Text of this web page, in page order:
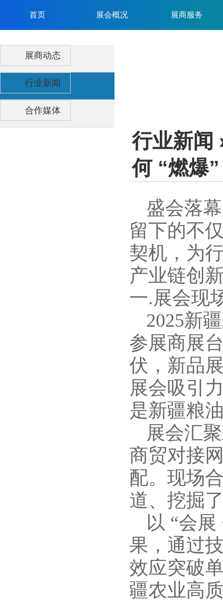
首页 展会概况 展商服务
展商动态
行业新闻
合作媒体
行业新闻
何 “燃爆
盛会落
留下的不
契机，为
产业链创
一.展会现
2025新
参展商展
伏，新品
展会吸引
是新疆粮
展会汇
商贸对接
配。现场
道、挖掘
以 “会
果，通过
效应突破
疆农业高